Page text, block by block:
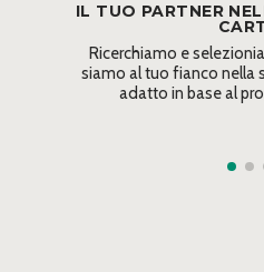
IL TUO PARTNER
Ricerchiamo e
siamo al tuo fianco nella
adatto in base al